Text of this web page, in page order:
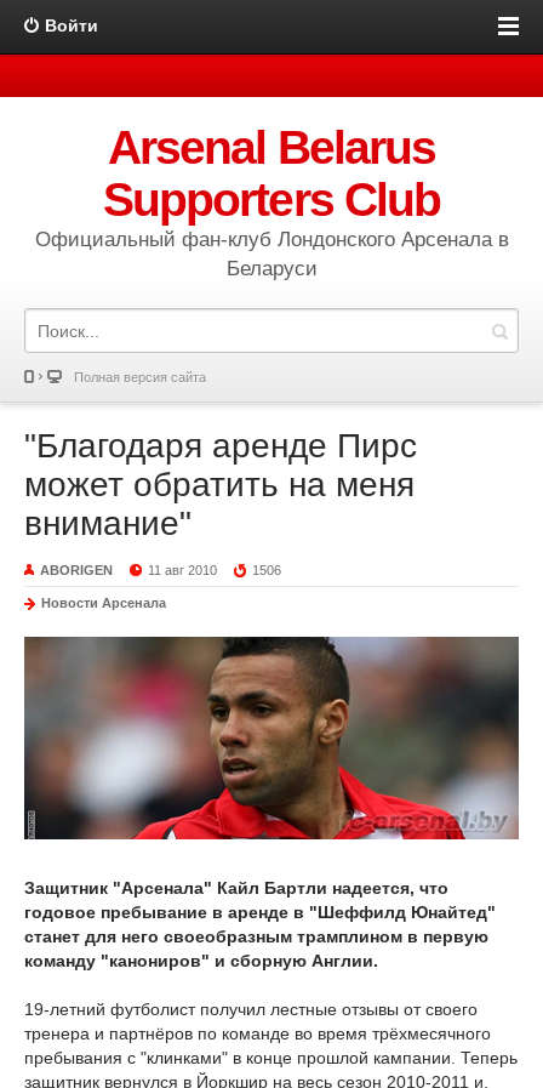
Войти
Arsenal Belarus
Supporters Club
Официальный фан-клуб Лондонского Арсенала в
Беларуси
Полная версия сайта
"Благодаря аренде Пирс
может обратить на меня
внимание"
ABORIGEN 11 авг 2010 1506
Новости Арсенала
Защитник "Арсенала" Кайл Бартли надеется, что
годовое пребывание в аренде в "Шеффилд Юнайтед"
станет для него своеобразным трамплином в первую
команду "канониров" и сборную Англии.
19-летний футболист получил лестные отзывы от своего
тренера и партнёров по команде во время трёхмесячного
пребывания с "клинками" в конце прошлой кампании. Теперь
защитник вернулся в Йоркшир на весь сезон 2010-2011 и,